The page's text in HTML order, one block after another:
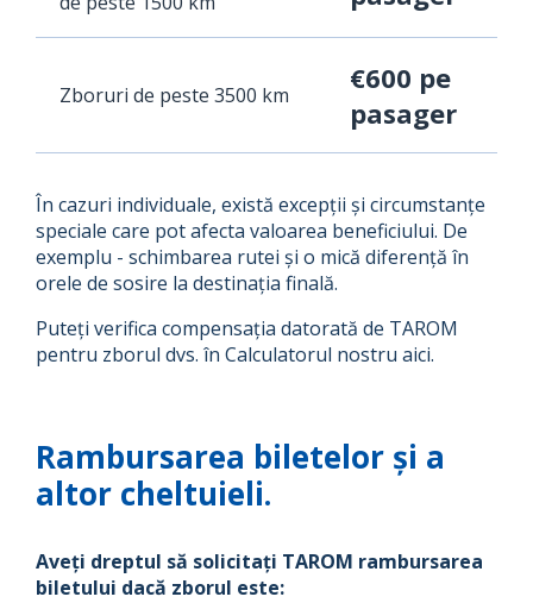
Zboruri de peste 3500 km
€600 pe
pasager
În cazuri individuale, există excepții și circumstanțe
speciale care pot afecta valoarea beneficiului. De
exemplu - schimbarea rutei și o mică diferență în
orele de sosire la destinația finală.
Puteți verifica compensația datorată de TAROM
pentru zborul dvs. în Calculatorul nostru aici.
Rambursarea biletelor și a
altor cheltuieli.
Aveți dreptul să solicitați TAROM rambursarea
biletului dacă zborul este: